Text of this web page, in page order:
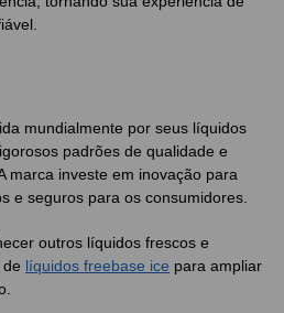
mundialmente por seus líquidos
padrões de qualidade e
marca investe em inovação para
e seguros para os consumidores.
outros líquidos frescos e
líquidos freebase ice para ampliar